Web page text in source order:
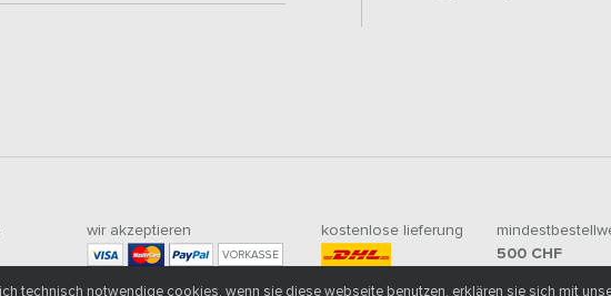
wir akzeptieren
VORKASSE
kostenlose lieferung
500 CHF
technisch notwendige cookies. wenn sie diese webseite benutzen, erklären sie sich mit